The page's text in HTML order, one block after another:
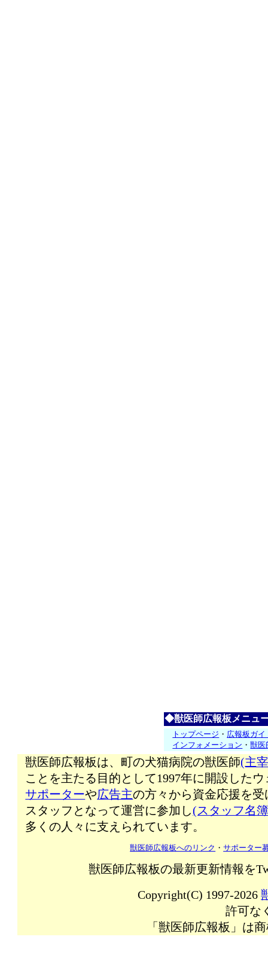
◆獣医師広報板メニュ
トップページ ・ 広報板ガイ
インフォメーション ・獣医
獣医師広報板は、町の犬猫病院の獣医師(主
ことを主たる目的として1997年に開設した
サポーターや広告主の方々から資金応援を受
スタッフとなって運営に参加し(スタッフ名
多くの人々に支えられています。
獣医師広報板へのリンク ・サポーター
獣医師広報板の最新更新情報を
Copyright(C) 1997-2026
許可な
「獣医師広報板」は